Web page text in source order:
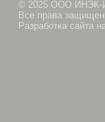
© 2025 ООО ИНЭК-
Все права
Разработка сайта